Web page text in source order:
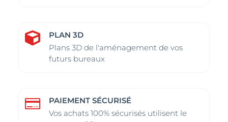
produit
produit

PLAN 3D
Plans 3D de l'aménagement de vos
futurs bureaux

PAIEMENT SÉCURISÉ
Vos achats 100% sécurisés utilisent le